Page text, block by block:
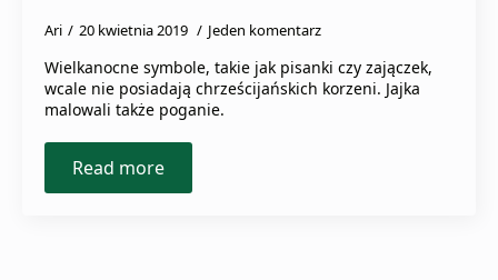
Ari 20 kwietnia 2019 Jeden komentarz
Wielkanocne symbole, takie jak pisanki czy zajączek,
wcale nie posiadają chrześcijańskich korzeni. Jajka
malowali także poganie.
Read more